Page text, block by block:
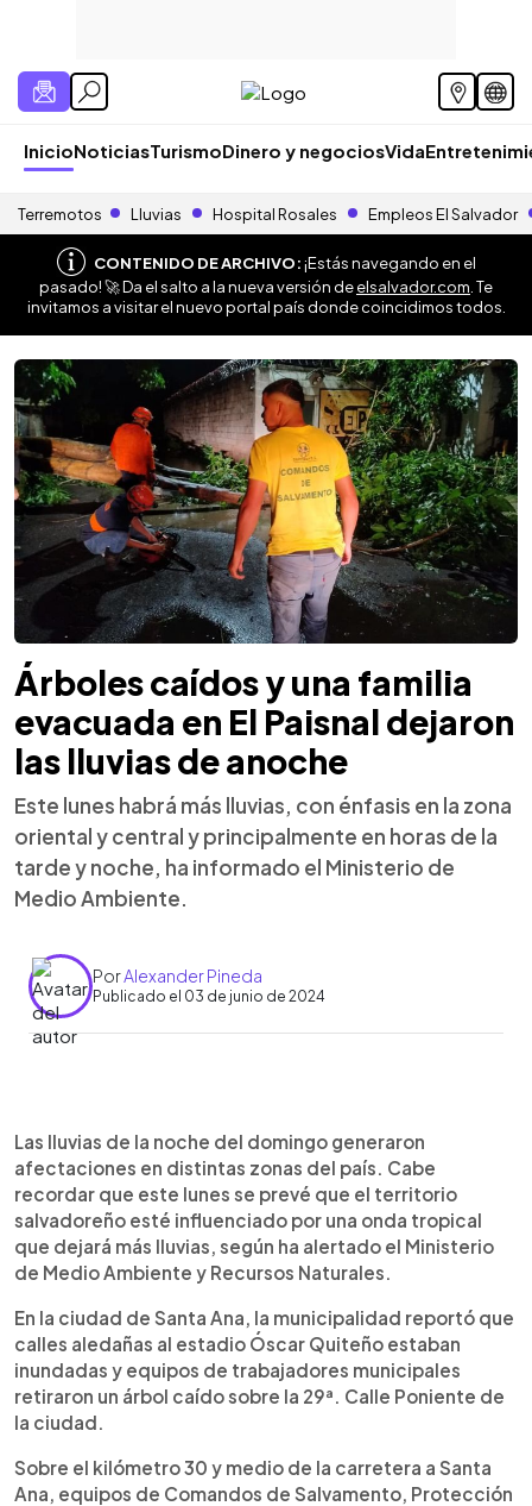
InicioNoticiasTurismoDinero y negociosVida
Terremotos Lluvias Hospital Rosales Empleos El Salvador
CONTENIDO DE ARCHIVO:¡Estás navegando en el
pasado! 🚀 Da el salto a la nueva versión deelsalvador.com . Te
invitamos a visitar el nuevo portal país donde coincidimos todos.
Árboles caídos y una familia
evacuada en El Paisnal dejaron
las lluvias de anoche
Este lunes habrá más lluvias, con énfasis en la zona
oriental y central y principalmente en horas de la
tarde y noche, ha informado el Ministerio de
Medio Ambiente.
PorAlexander Pineda
Publicado el 03 de junio de 2024
► Escuchar artículo
Las lluvias de la noche del domingo generaron
afectaciones en distintas zonas del país. Cabe
recordar que este lunes se prevé que el territorio
salvadoreño esté influenciado por una onda tropical
que dejará más lluvias, según ha alertado el Ministerio
de Medio Ambiente y Recursos Naturales.
En la ciudad de Santa Ana, la municipalidad reportó que
calles aledañas al estadio Óscar Quiteño estaban
inundadas y equipos de trabajadores municipales
retiraron un árbol caído sobre la 29ª. Calle Poniente de
la ciudad.
Sobre el kilómetro 30 y medio de la carretera a Santa
Ana, equipos de Comandos de Salvamento, Protección